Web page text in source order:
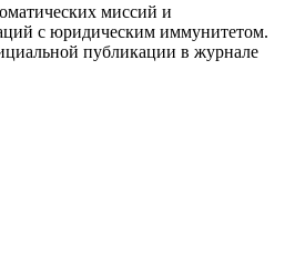
миссий и
с юридическим иммунитетом.
публикации в журнале